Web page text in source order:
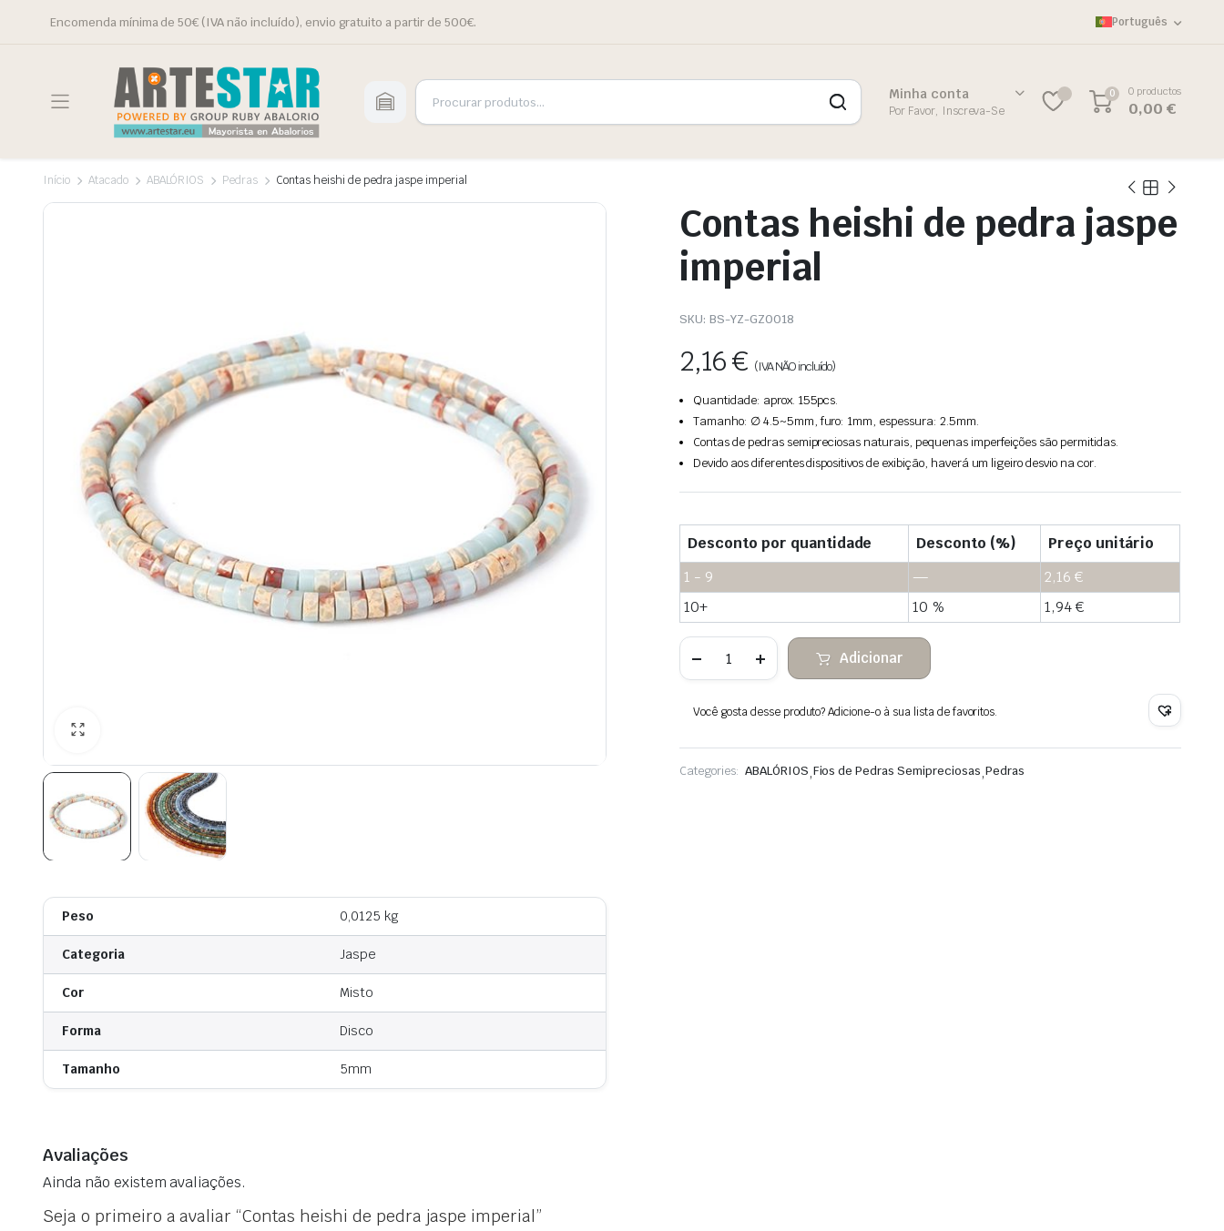
Encomenda mínima de 50€ (IVA não incluído), envio gratuito a partir de 500€. Português
Minha conta
Por Favor, Inscreva-Se
0 0 productos
0,00€
Início Atacado ABALÓRIOS Pedras Contas heishi de pedra jaspe imperial
Peso 0,0125 kg
Categoria Jaspe
Cor Misto
Forma Disco
Tamanho 5mm
Contas heishi de pedra jaspe
imperial
SKU: BS-YZ-GZ0018
2,16€ (IVA NÃO incluído)
Quantidade: aprox. 155pcs.
Tamanho: ∅ 4.5~5mm, furo: 1mm, espessura: 2.5mm.
Contas de pedras semipreciosas naturais, pequenas imperfeições são permitidas.
Devido aos diferentes dispositivos de exibição, haverá um ligeiro desvio na cor.
Desconto por quantidade Desconto (%)
Preço unitário
1 - 9
— 2,16€
10+
10 % 1,94€
Contas
de
pedra
imperial
Adicionar
Você gosta desse produto? Adicione-o à sua lista de favoritos.
Categories: ABALÓRIOS,Fios de Pedras Semipreciosas,Pedras
Avaliações
Ainda não existem avaliações.
Seja o primeiro a avaliar “Contas heishi de pedra jaspe imperial”